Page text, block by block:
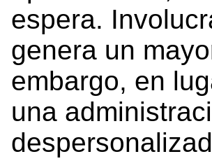
espera.
genera un
embargo, en
una